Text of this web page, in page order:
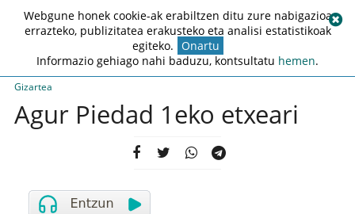
Gizartea
Agur Piedad 1eko etxeari
Webgune honek cookie-ak erabiltzen ditu zure nabigazioa
errazteko, publizitatea erakusteko eta analisi estatistikoak
egiteko. Onartu
Informazio gehiago nahi baduzu, kontsultatu hemen.